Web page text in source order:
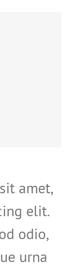
amet,
elit.
odio,
urna